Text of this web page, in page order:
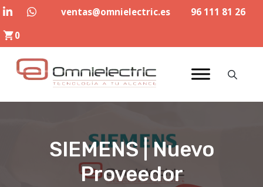
Saltar
contenido
ventas@omnielectric.es
96 111 81 26
0
SIEMENS | Nuevo
Proveedor